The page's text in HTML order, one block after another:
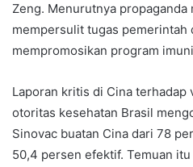
Zeng. Menurutnya propaganda
mempersulit tugas pemerintah
mempromosikan program
Laporan kritis di Cina terhadap
otoritas kesehatan Brasil
Sinovac buatan Cina dari 78
50,4 persen efektif. Temuan